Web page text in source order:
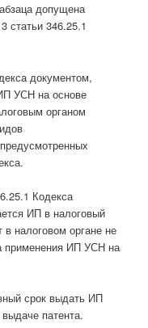
допущена
статьи 346.25.1
документом,
УСН на основе
органом
Кодекса
ИП в налоговый
налоговом органе не
применения ИП УСН на
срок выдать ИП
патента.